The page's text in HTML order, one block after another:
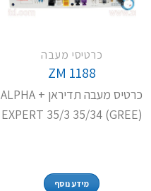
כרטיסי מעבה
ZM 1188
כרטיס מעבה תדיראן ALPHA +
EXPERT 35/3 35/34 (GREE)
מידע נוסף